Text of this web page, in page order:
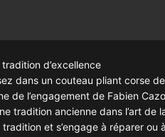
d’excellence
dans un couteau pliant corse
de l’engagement de Fabien
tradition ancienne dans l’art
et s’engage à réparer